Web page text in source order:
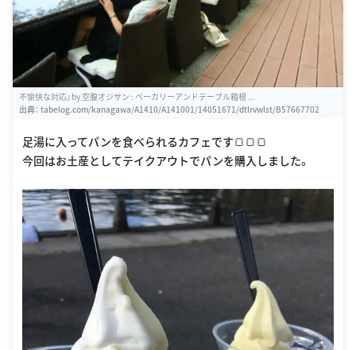
不愉快な対応』by 空腹オジサン : ベーカリーアンドテーブル箱根 ...
出典： tabelog.com/kanagawa/A1410/A141001/14051671/dtlrvwlst/B57667702
足湯に入ってパンを食べられるカフェです🍞🍞🍞
今回はお土産としてテイクアウトでパンを購入しました。